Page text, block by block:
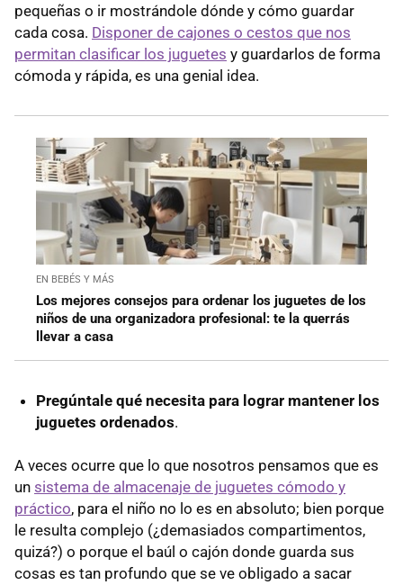
pequeñas o ir mostrándole dónde y cómo guardar
cada cosa. Disponer de cajones o cestos que nos
permitan clasificar los juguetes y guardarlos de forma
cómoda y rápida, es una genial idea.
EN BEBÉS Y MÁS
Los mejores consejos para ordenar los juguetes de los
niños de una organizadora profesional: te la querrás
llevar a casa
Pregúntale qué necesita para lograr mantener los
juguetes ordenados.
A veces ocurre que lo que nosotros pensamos que es
un sistema de almacenaje de juguetes cómodo y
práctico, para el niño no lo es en absoluto; bien porque
le resulta complejo (¿demasiados compartimentos,
quizá?) o porque el baúl o cajón donde guarda sus
cosas es tan profundo que se ve obligado a sacar